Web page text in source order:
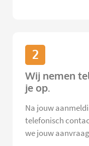
2
Wij nemen
je op.
Na jouw
telefonisch
we jouw